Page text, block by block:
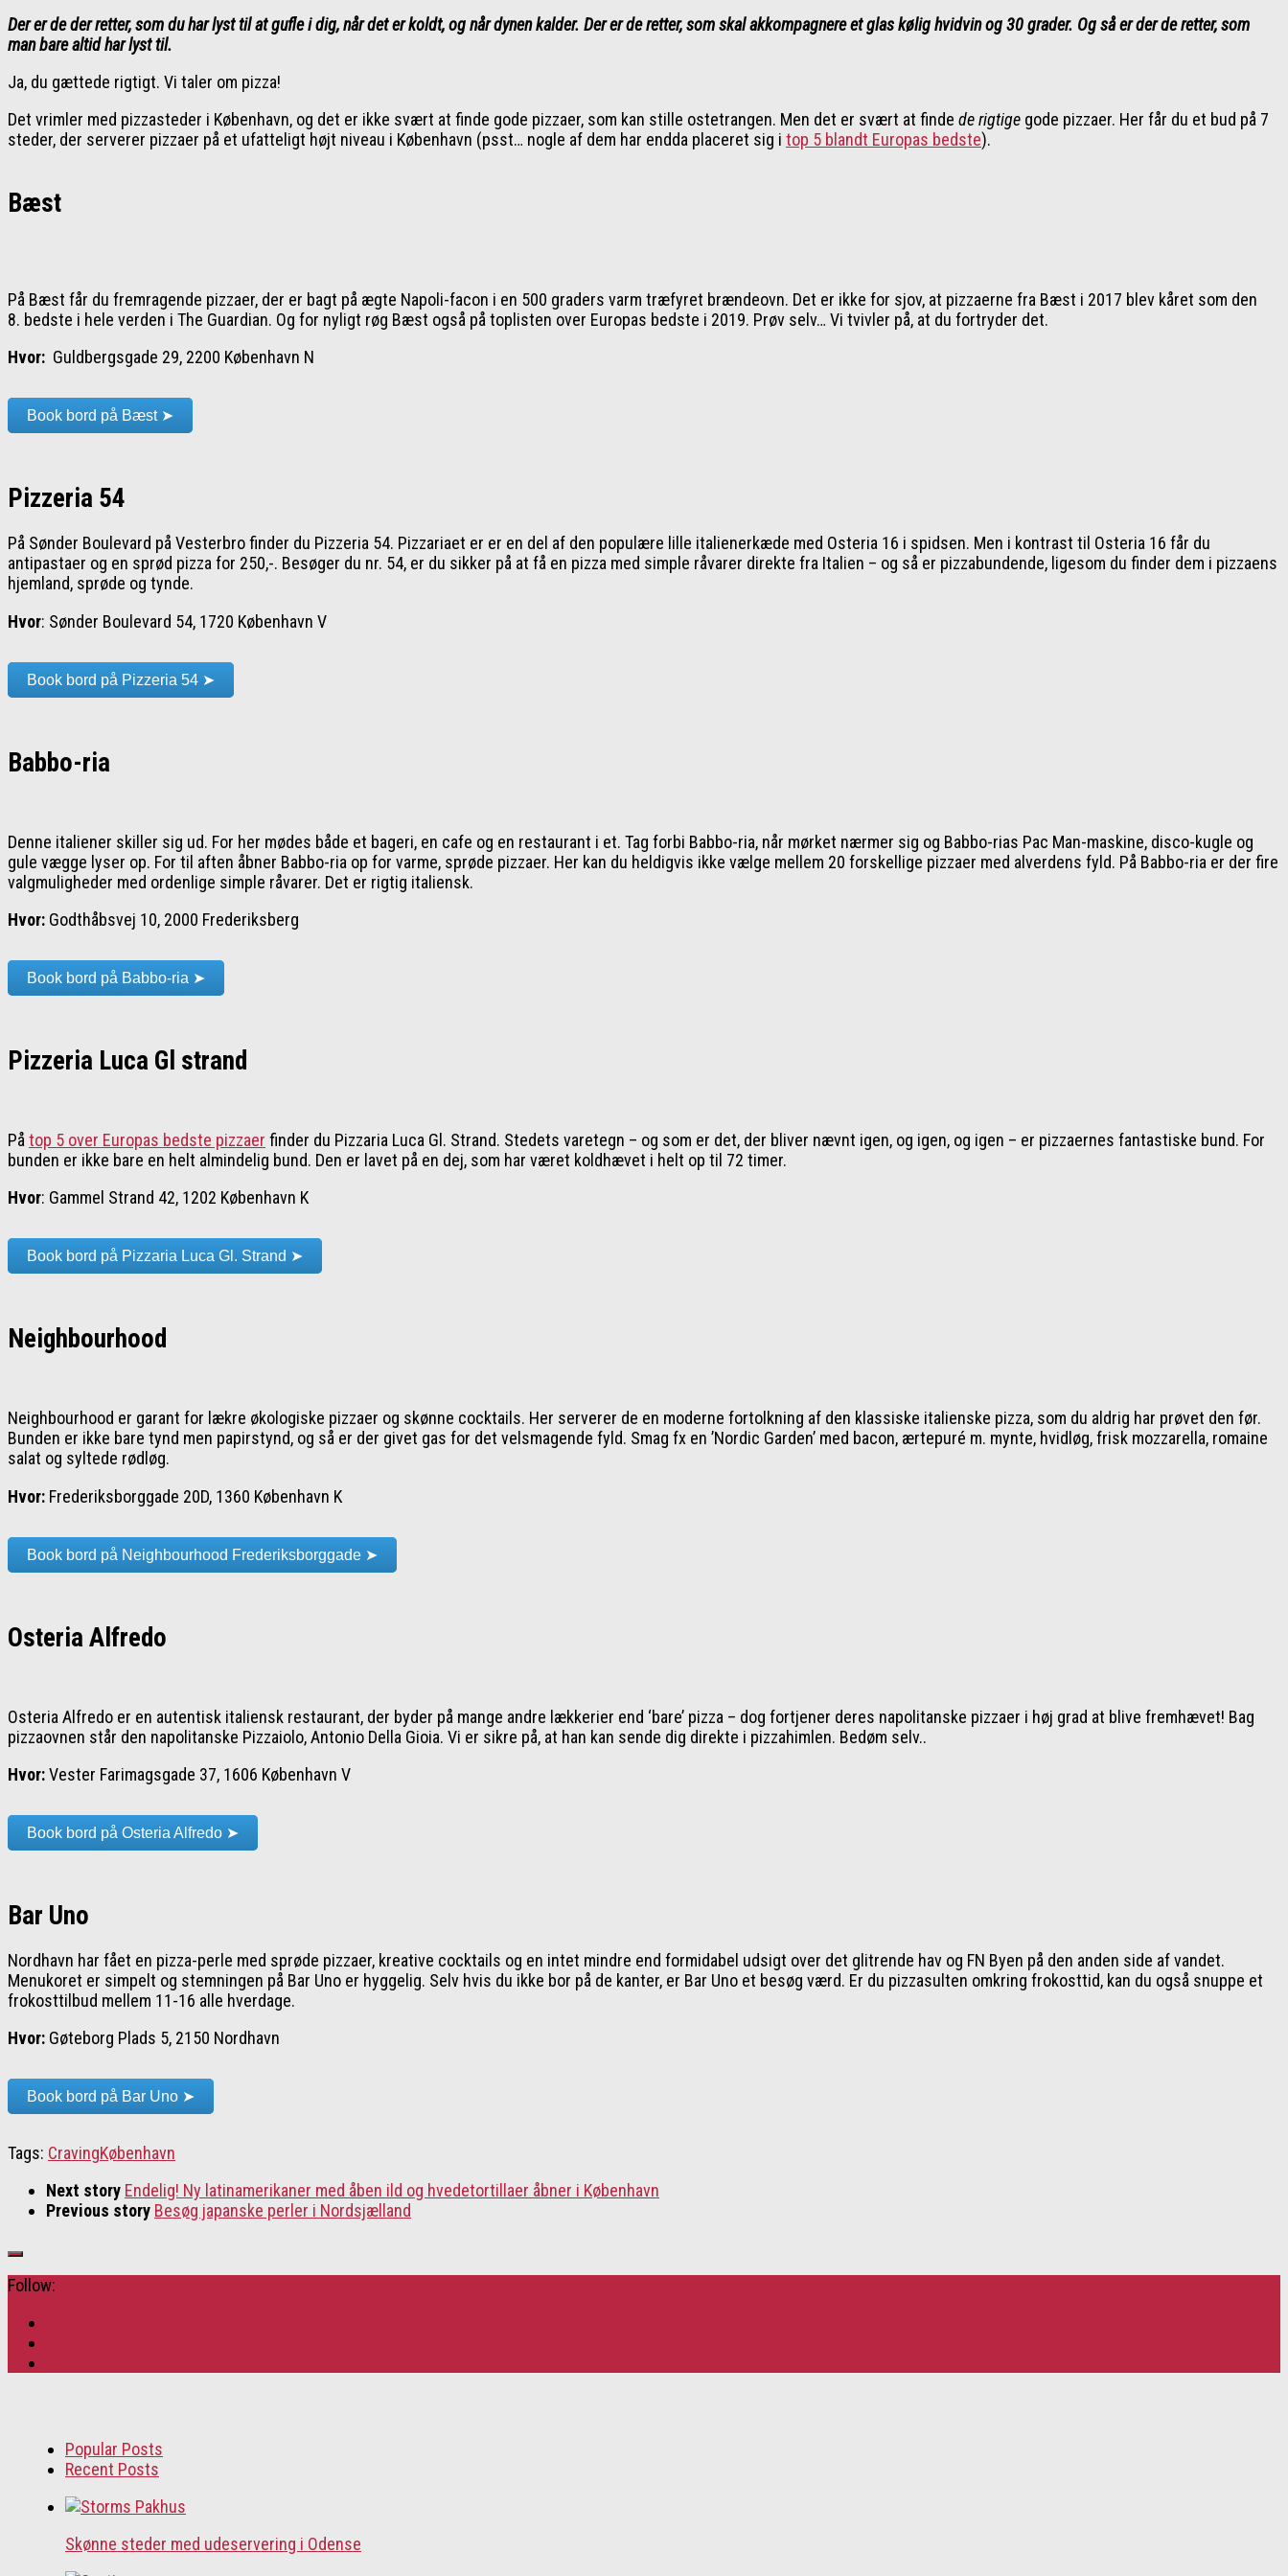
Der er de der retter, somdu har lyst til at gufle i dig, når det er koldt, og når dynen kalder. Der er de retter, som skal akkompagnere et glas kølig hvidvin og 30 grader. Og så er der de retter, som
man bare altid har lyst til.
Ja, du gættede rigtigt. Vi taler om pizza!
Det vrimler med pizzasteder i København, og det er ikke svært at finde gode pizzaer, som kan stille ostetrangen. Men det er svært at finde de rigtige gode pizzaer. Her får du et bud på 7
steder, der serverer pizzaer på et ufatteligt højt niveau i København (psst… nogle af dem har endda placeret sig i top 5 blandt Europas bedste).
Bæst
På Bæst får du fremragende pizzaer, der er bagt på ægte Napoli-facon i en 500 graders varm træfyret brændeovn. Det er ikke for sjov, at pizzaerne fra Bæst i 2017 blev kåret som den
8. bedste i hele verden i The Guardian. Og for nyligt røg Bæst også på toplisten over Europas bedste i 2019. Prøv selv… Vi tvivler på, at du fortryder det.
Hvor: Guldbergsgade 29, 2200 København N
Book bord på Bæst ➤
Pizzeria 54
På Sønder Boulevard på Vesterbro finder du Pizzeria 54. Pizzariaet er er en del af den populære lille italienerkæde med Osteria 16 i spidsen. Men i kontrast til Osteria 16 får du
antipastaer og en sprød pizza for 250,-. Besøger du nr. 54, er du sikker på at få en pizza med simple råvarer direkte fra Italien – og så er pizzabundende, ligesom du finder dem i pizzaens
hjemland, sprøde og tynde.
Hvor: Sønder Boulevard 54, 1720 København V
Book bord på Pizzeria 54 ➤
Babbo-ria
Denne italiener skiller sig ud. For her mødes både et bageri, en cafe og en restaurant i et. Tag forbi Babbo-ria, når mørket nærmer sig og Babbo-rias Pac Man-maskine, disco-kugle og
gule vægge lyser op. For til aften åbner Babbo-ria op for varme, sprøde pizzaer. Her kan du heldigvis ikke vælge mellem 20 forskellige pizzaer med alverdens fyld. På Babbo-ria er der fire
valgmuligheder med ordenlige simple råvarer. Det er rigtig italiensk.
Hvor: Godthåbsvej 10, 2000 Frederiksberg
Book bord på Babbo-ria ➤
Pizzeria Luca Gl strand
På top 5 over Europas bedste pizzaer finder du Pizzaria Luca Gl. Strand. Stedets varetegn – og som er det, der bliver nævnt igen, og igen, og igen – er pizzaernes fantastiske bund. For
bunden er ikke bare en helt almindelig bund. Den er lavet på en dej, som har været koldhævet i helt op til 72 timer.
Hvor: Gammel Strand 42, 1202 København K
Book bord på Pizzaria Luca Gl. Strand ➤
Neighbourhood
Neighbourhood er garant for lækre økologiske pizzaer og skønne cocktails. Her serverer de en moderne fortolkning af den klassiske italienske pizza, som du aldrig har prøvet den før.
Bunden er ikke bare tynd men papirstynd, og så er der givet gas for det velsmagende fyld. Smag fx en ’Nordic Garden’ med bacon, ærtepuré m. mynte, hvidløg, frisk mozzarella, romaine
salat og syltede rødløg.
Hvor: Frederiksborggade 20D, 1360 København K
Book bord på Neighbourhood Frederiksborggade ➤
Osteria Alfredo
Osteria Alfredo er en autentisk italiensk restaurant, der byder på mange andre lækkerier end ‘bare’ pizza – dog fortjener deres napolitanske pizzaer i høj grad at blive fremhævet! Bag
pizzaovnen står den napolitanske Pizzaiolo, Antonio Della Gioia. Vi er sikre på, at han kan sende dig direkte i pizzahimlen. Bedøm selv..
Hvor:Vester Farimagsgade 37, 1606 København V
Book bord på Osteria Alfredo ➤
Bar Uno
Nordhavn har fået en pizza-perle med sprøde pizzaer, kreative cocktails og en intet mindre end formidabel udsigt over det glitrende hav og FN Byen på den anden side af vandet.
Menukoret er simpelt og stemningen på Bar Uno er hyggelig. Selv hvis du ikke bor på de kanter, er Bar Uno et besøg værd. Er du pizzasulten omkring frokosttid, kan du også snuppe et
frokosttilbud mellem 11-16 alle hverdage.
Hvor: Gøteborg Plads 5, 2150 Nordhavn
Book bord på Bar Uno ➤
Tags: CravingKøbenhavn
Next story Endelig! Ny latinamerikaner med åben ild og hvedetortillaer åbner i København
Previous story Besøg japanske perler i Nordsjælland
Follow:
Popular Posts
Recent Posts
Skønne steder med udeservering i Odense